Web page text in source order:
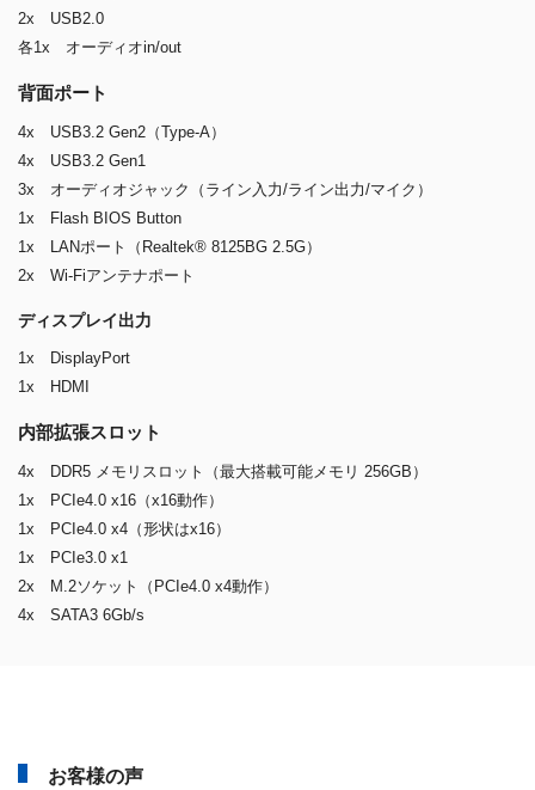
2x USB2.0
各1x オーディオin/out
背面ポート
4x USB3.2 Gen2（Type-A）
4x USB3.2 Gen1
3x オーディオジャック（ライン入力/ライン出力/マイク）
1x Flash BIOS Button
1x LANポート（Realtek® 8125BG 2.5G）
2x Wi-Fiアンテナポート
ディスプレイ出力
1x DisplayPort
1x HDMI
内部拡張スロット
4x DDR5 メモリスロット（最大搭載可能メモリ 256GB）
1x PCIe4.0 x16（x16動作）
1x PCIe4.0 x4（形状はx16）
1x PCIe3.0 x1
2x M.2ソケット（PCIe4.0 x4動作）
4x SATA3 6Gb/s
お客様の声